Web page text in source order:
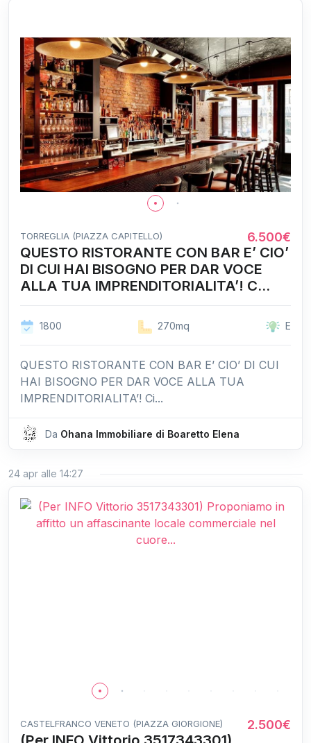
TORREGLIA (PIAZZA CAPITELLO) 6.500€
QUESTO RISTORANTE CON BAR E’ CIO’
DI CUI HAI BISOGNO PER DAR VOCE
ALLA TUA IMPRENDITORIALITA’! C...
1800 270mq E
QUESTO RISTORANTE CON BAR E’ CIO’ DI CUI
HAI BISOGNO PER DAR VOCE ALLA TUA
IMPRENDITORIALITA’! Ci...
Da Ohana Immobiliare di Boaretto Elena
24 apr alle 14:27
CASTELFRANCO VENETO (PIAZZA GIORGIONE) 2.500€